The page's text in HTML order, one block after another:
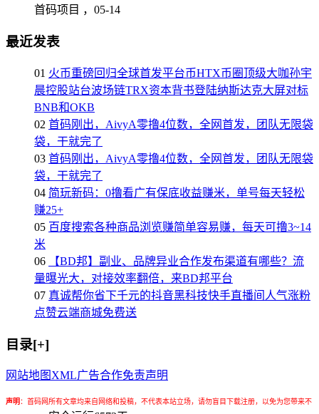
首码项目 ， 05-14
最近发表
01 火币重磅回归全球首发平台币HTX币圈顶级大咖孙宇
晨控股站台波场链TRX资本背书登陆纳斯达克大屏对标
BNB和OKB
02 首码刚出，AivyA零撸4位数，全网首发，团队无限袋
袋，干就完了
03 首码刚出，AivyA零撸4位数，全网首发，团队无限袋
袋，干就完了
04 简玩新码：0撸看广有保底收益赚米，单号每天轻松
赚25+
05 百度搜索各种商品浏览赚简单容易赚，每天可撸3~14
米
06
【BD邦】副业、品牌异业合作发布渠道有哪些？流
量曝光大，对接效率翻倍，来BD邦平台
07 真诚帮你省下千元的抖音黑科技快手直播间人气涨粉
点赞云端商城免费送
目录[+]
网站地图 XML广告合作免责声明
声明： 首码网所有文章均来自网络和投稿，不代表本站立场，请勿盲目下载注册，以免为您带来不